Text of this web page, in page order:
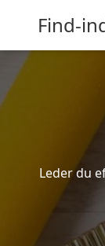
Find-
Leder du